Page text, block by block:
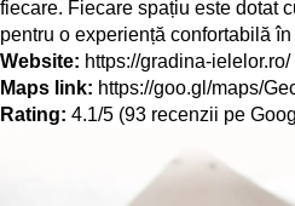
fiecare. Fiecare spațiu este dotat
pentru o experiență confortabilă
Website: https://gradina-ielelor.ro/
Maps link: https://goo.gl/maps/
Rating: 4.1/5 (93 recenzii pe